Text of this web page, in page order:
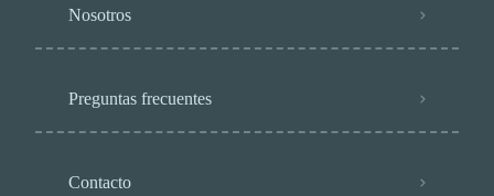
Nosotros
Preguntas frecuentes
Contacto